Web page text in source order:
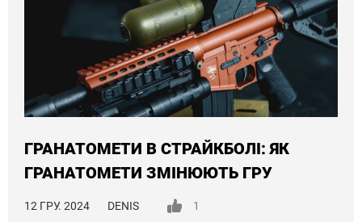
ГРАНАТОМЕТИ В СТРАЙКБОЛІ: ЯК
ГРАНАТОМЕТИ ЗМІНЮЮТЬ ГРУ
12 ГРУ. 2024 DENIS 1